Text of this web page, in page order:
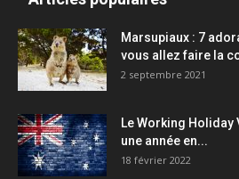
Marsupiaux : 7
vous allez faire la
2 septembre 2021
Le Working Holiday
une année en...
18 février 2022